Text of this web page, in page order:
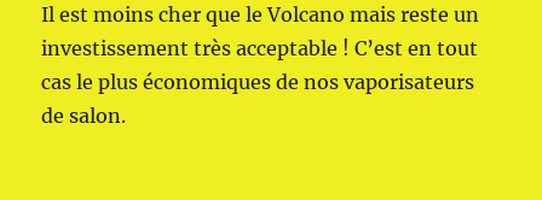
Il est moins cher que le Volcano mais reste un
investissement très acceptable ! C’est en tout
cas le plus économiques de nos vaporisateurs
de salon.